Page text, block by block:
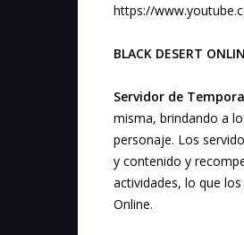
https://
BLACK DESERT
Servidor de
misma, brindando a
personaje. Los
y contenido y
actividades, lo que
Online.